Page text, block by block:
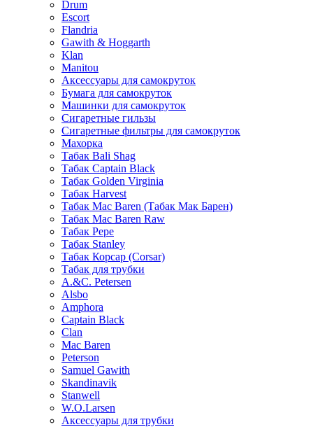
Drum
Escort
Flandria
Gawith & Hoggarth
Klan
Manitou
Аксессуары для самокруток
Бумага для самокруток
Машинки для самокруток
Сигаретные гильзы
Сигаретные фильтры для самокруток
Махорка
Табак Bali Shag
Табак Captain Black
Табак Golden Virginia
Табак Harvest
Табак Mac Baren (Табак Мак Барен)
Табак Mac Baren Raw
Табак Pepe
Табак Stanley
Табак Корсар (Corsar)
Табак для трубки
A.&C. Petersen
Alsbo
Amphora
Captain Black
Clan
Mac Baren
Peterson
Samuel Gawith
Skandinavik
Stanwell
W.O.Larsen
Аксессуары для трубки